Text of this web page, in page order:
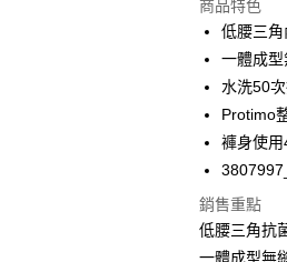
悠遊付
Google Pay
全支付
全盈+PAY
AFTEE先享
相關說明
【關於「
AFTEE先享
ATM付款
商品特色
低腰三
一體成
水洗50
Protimo
褲身使
銷售重點
低腰三角抗
一體成型無